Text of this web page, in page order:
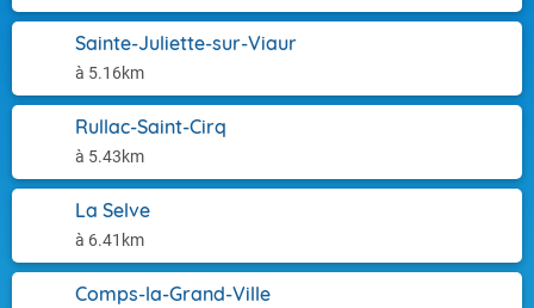
Sainte-Juliette-sur-Viaur
à 5.16km
Rullac-Saint-Cirq
à 5.43km
La Selve
à 6.41km
Comps-la-Grand-Ville